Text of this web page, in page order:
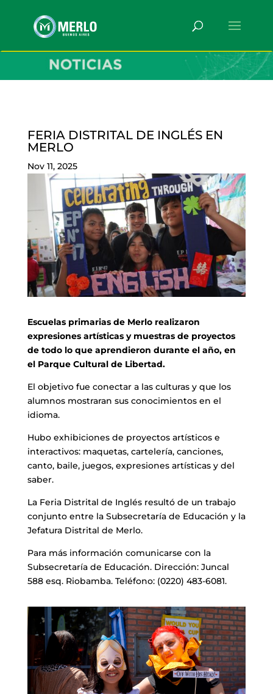
FERIA DISTRITAL DE INGLÉS EN
MERLO
Nov 11, 2025
Escuelas primarias de Merlo realizaron
expresiones artísticas y muestras de proyectos
de todo lo que aprendieron durante el año, en
el Parque Cultural de Libertad.
El objetivo fue conectar a las culturas y que los
alumnos mostraran sus conocimientos en el
idioma.
Hubo exhibiciones de proyectos artísticos e
interactivos: maquetas, cartelería, canciones,
canto, baile, juegos, expresiones artísticas y del
saber.
La Feria Distrital de Inglés resultó de un trabajo
conjunto entre la Subsecretaría de Educación y la
Jefatura Distrital de Merlo.
Para más información comunicarse con la
Subsecretaría de Educación. Dirección: Juncal
588 esq. Riobamba. Teléfono: (0220) 483-6081.